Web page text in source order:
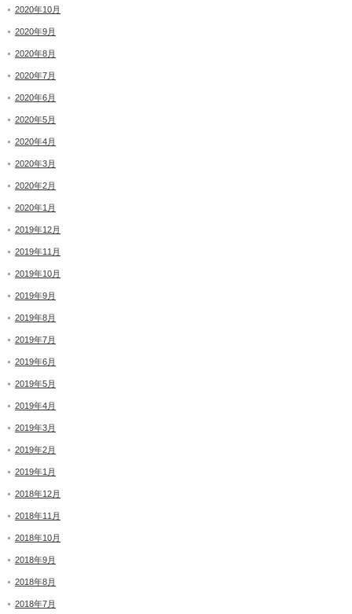
2020年10月
2020年9月
2020年8月
2020年7月
2020年6月
2020年5月
2020年4月
2020年3月
2020年2月
2020年1月
2019年12月
2019年11月
2019年10月
2019年9月
2019年8月
2019年7月
2019年6月
2019年5月
2019年4月
2019年3月
2019年2月
2019年1月
2018年12月
2018年11月
2018年10月
2018年9月
2018年8月
2018年7月